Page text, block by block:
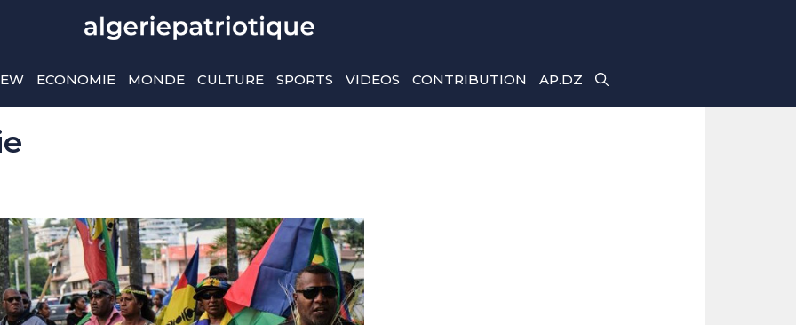
ECONOMIE MONDE CULTURE SPORTS VIDEOS CONTRIBUTION AP.DZ